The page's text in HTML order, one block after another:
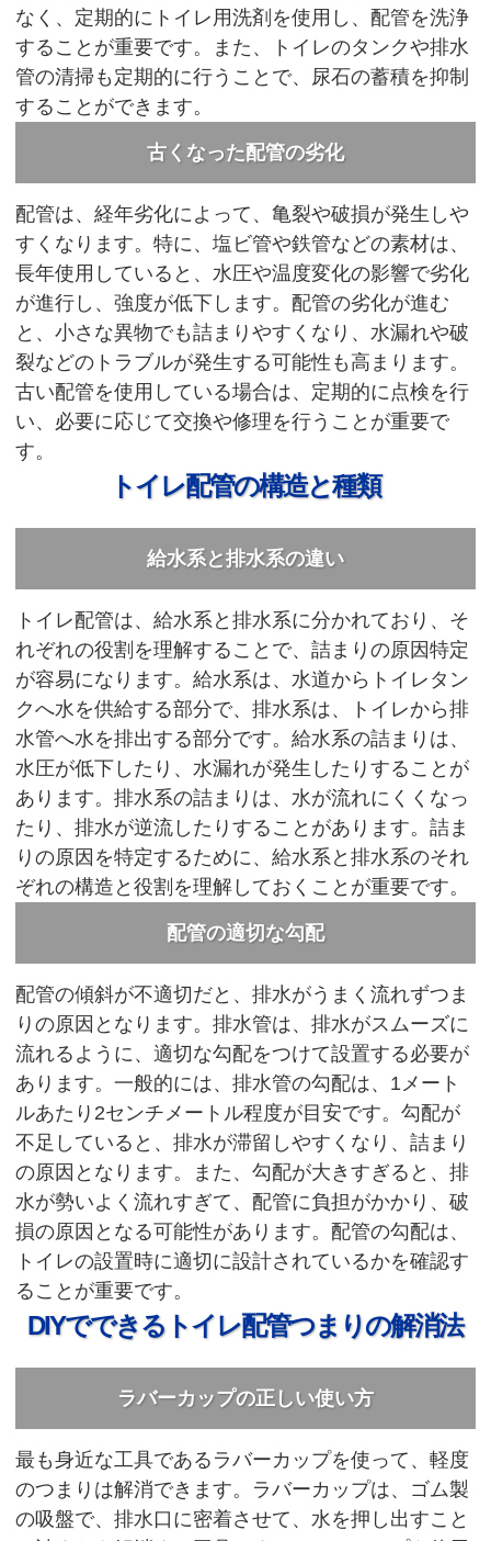
なく、定期的にトイレ用洗剤を使用し、配管を洗浄
することが重要です。また、トイレのタンクや排水
管の清掃も定期的に行うことで、尿石の蓄積を抑制
することができます。
古くなった配管の劣化
配管は、経年劣化によって、亀裂や破損が発生しや
すくなります。特に、塩ビ管や鉄管などの素材は、
長年使用していると、水圧や温度変化の影響で劣化
が進行し、強度が低下します。配管の劣化が進む
と、小さな異物でも詰まりやすくなり、水漏れや破
裂などのトラブルが発生する可能性も高まります。
古い配管を使用している場合は、定期的に点検を行
い、必要に応じて交換や修理を行うことが重要で
す。
トイレ配管の構造と種類
給水系と排水系の違い
トイレ配管は、給水系と排水系に分かれており、そ
れぞれの役割を理解することで、詰まりの原因特定
が容易になります。給水系は、水道からトイレタン
クへ水を供給する部分で、排水系は、トイレから排
水管へ水を排出する部分です。給水系の詰まりは、
水圧が低下したり、水漏れが発生したりすることが
あります。排水系の詰まりは、水が流れにくくなっ
たり、排水が逆流したりすることがあります。詰ま
りの原因を特定するために、給水系と排水系のそれ
ぞれの構造と役割を理解しておくことが重要です。
配管の適切な勾配
配管の傾斜が不適切だと、排水がうまく流れずつま
りの原因となります。排水管は、排水がスムーズに
流れるように、適切な勾配をつけて設置する必要が
あります。一般的には、排水管の勾配は、1メート
ルあたり2センチメートル程度が目安です。勾配が
不足していると、排水が滞留しやすくなり、詰まり
の原因となります。また、勾配が大きすぎると、排
水が勢いよく流れすぎて、配管に負担がかかり、破
損の原因となる可能性があります。配管の勾配は、
トイレの設置時に適切に設計されているかを確認す
ることが重要です。
DIYでできるトイレ配管つまりの解消法
ラバーカップの正しい使い方
最も身近な工具であるラバーカップを使って、軽度
のつまりは解消できます。ラバーカップは、ゴム製
の吸盤で、排水口に密着させて、水を押し出すこと